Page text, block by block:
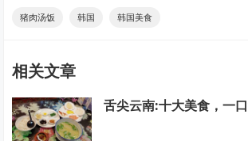
猪肉汤饭 韩国 韩国美食
相关文章
舌尖云南:十大美食，一